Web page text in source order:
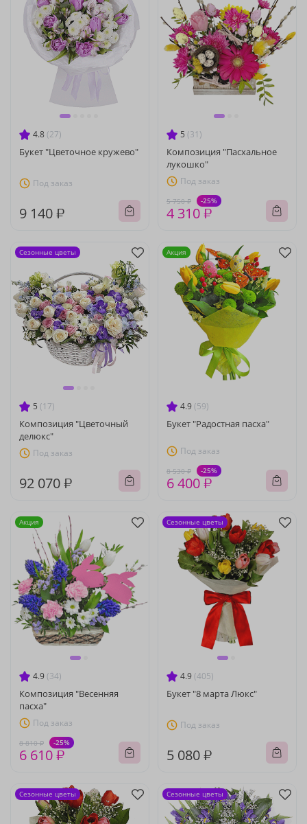
4.8 (27)
Букет "Цветочное кружево"
Под заказ
9 140 ₽
5 (31)
Композиция "Пасхальное
лукошко"
Под заказ
5 750 ₽ -25%
4 310 ₽
5 (17)
Композиция "Цветочный
делюкс"
Под заказ
92 070 ₽
Сезонные цветы
4.9 (59)
Букет "Радостная пасха"
Под заказ
8 530 ₽ -25%
6 400 ₽
Акция
4.9 (34)
Композиция "Весенняя
пасха"
Под заказ
8 810 ₽ -25%
6 610 ₽
Акция
4.9 (405)
Букет "8 марта Люкс"
Под заказ
5 080 ₽
Сезонные цветы
Сезонные цветы Сезонные цветы